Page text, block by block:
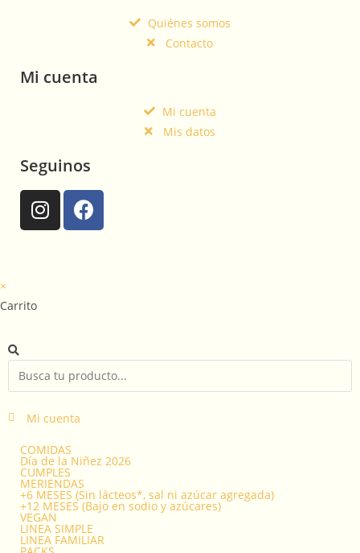
Quiénes somos
Contacto
Mi cuenta
Mi cuenta
Mis datos
Seguinos
×
Carrito
Mi cuenta
COMIDAS
Día de la Niñez 2026
CUMPLES
MERIENDAS
+6 MESES (Sin lácteos*, sal ni azúcar agregada)
+12 MESES (Bajo en sodio y azúcares)
VEGAN
LINEA SIMPLE
LINEA FAMILIAR